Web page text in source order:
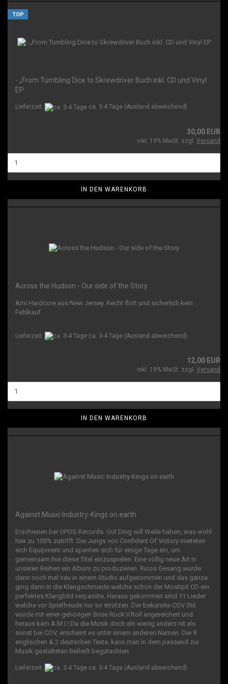
TOP
- „From Tumbling Dice to Skrewdriver Buch inkl. CD und Vinyl
EP
Lieferzeit: ca. 3-4 Tage (Ausland abweichend)
30,00 EUR
inkl. 19% MwSt. zzgl. Versand
IN DEN WARENKORB
Across the Hudson - Our side of the Story
Ami Hardcore aus New Jersey. Recht flott und sicherlich kein
Fehlkauf
Lieferzeit: ca. 3-4 Tage (Ausland abweichend)
12,00 EUR
inkl. 19% MwSt. zzgl. Versand
IN DEN WARENKORB
Against Music Industry-Kings on earth
Erschienen bei OPOS-Records. Gut Ding will Weile haben, was wohl
hier zu 100% zutrifft. Die Jungs von Confident Of Victory mieteten
sich Equipment und sperrten sich für einige Tage ein, um
gemeinsam live diese Titel einzuspielen. Eine völlig neue Art in
unseren Reihen ein Album zu produzieren. Ricos Gesang wurde
dann noch mal neu in einem Studio aufgenommen und das ganze
ging dann in die Klangschmiede welche schon der Moshpit CD ein
perfektes Klangbild verpasste. Heraus gekommen sind 11 Lieder
welche vor Spielfreude nur so strotzen. Der bekannte COV Stil
wurde mit einer gehörigen Brise Rock'n'Roll angereichert und
heraus kam A.M.I.! Da die Musik doch ein wenig anders ist als
sonst bei COV, erscheint es unter einem anderen Namen. Die 9
englischen & 2 deutschen Texte, kann man in dem passend zur
Musik gestalteten Beiheft begutachten.
Lieferzeit: ca. 3-4 Tage (Ausland abweichend)